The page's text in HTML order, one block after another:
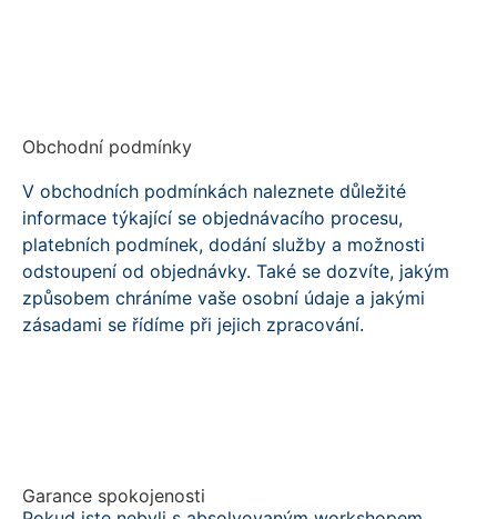
Obchodní podmínky
V obchodních podmínkách naleznete důležité
informace týkající se objednávacího procesu,
platebních podmínek, dodání služby a možnosti
odstoupení od objednávky. Také se dozvíte, jakým
způsobem chráníme vaše osobní údaje a jakými
zásadami se řídíme při jejich zpracování.
Garance spokojenosti